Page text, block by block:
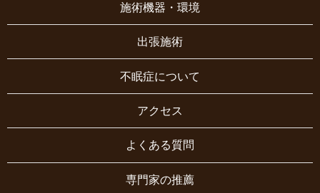
施術機器・環境
出張施術
不眠症について
アクセス
よくある質問
専門家の推薦